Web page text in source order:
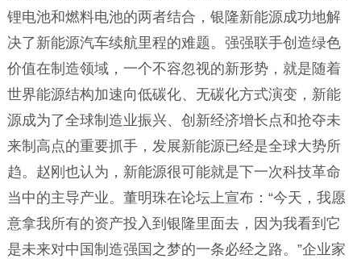
锂电池和燃料电池的两者结合，银隆新能源成功地解
决了新能源汽车续航里程的难题。强强联手创造绿色
价值在制造领域，一个不容忽视的新形势，就是随着
世界能源结构加速向低碳化、无碳化方式演变，新能
源成为了全球制造业振兴、创新经济增长点和抢夺未
来制高点的重要抓手，发展新能源已经是全球大势所
趋。赵刚也认为，新能源很可能就是下一次科技革命
当中的主导产业。董明珠在论坛上宣布：“今天，我愿
意拿我所有的资产投入到银隆里面去，因为我看到它
是未来对中国制造强国之梦的一条必经之路。”企业家